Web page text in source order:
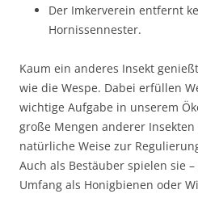
Der Imkerverein entfernt
Hornissennester.
Kaum ein anderes Insekt
wie die Wespe. Dabei erfüllen
wichtige Aufgabe in unserem
große Mengen anderer
natürliche Weise zur
Auch als Bestäuber spielen sie
Umfang als Honigbienen oder